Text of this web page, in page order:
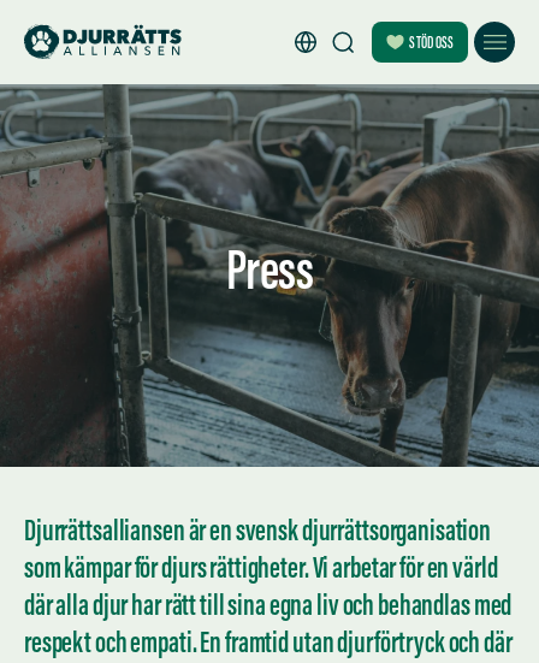
STÖD OSS
Press
Djurrättsalliansen är en svensk djurrättsorganisation
som kämpar för djurs rättigheter. Vi arbetar för en värld
där alla djur har rätt till sina egna liv och behandlas med
respekt och empati. En framtid utan djurförtryck och där